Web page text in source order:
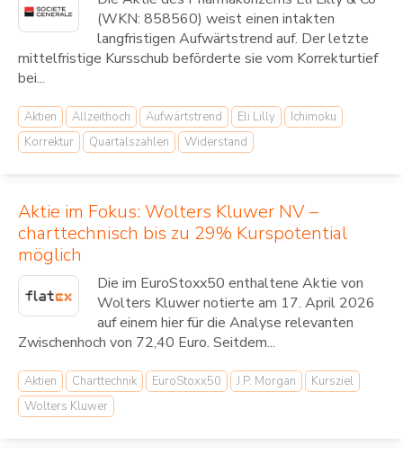
(WKN: 858560) weist einen intakten
langfristigen Aufwärtstrend auf. Der letzte
mittelfristige Kursschub beförderte sie vom Korrekturtief
bei...
Aktien Allzeithoch Aufwärtstrend Eli Lilly
Ichimoku
Korrektur
Quartalszahlen Widerstand
Aktie im Fokus: Wolters Kluwer NV –
charttechnisch bis zu 29% Kurspotential
möglich
Die im EuroStoxx50 enthaltene Aktie von
Wolters Kluwer notierte am 17. April 2026
auf einem hier für die Analyse relevanten
Zwischenhoch von 72,40 Euro. Seitdem...
Aktien Charttechnik EuroStoxx50 J.P. Morgan
Kursziel
Wolters Kluwer